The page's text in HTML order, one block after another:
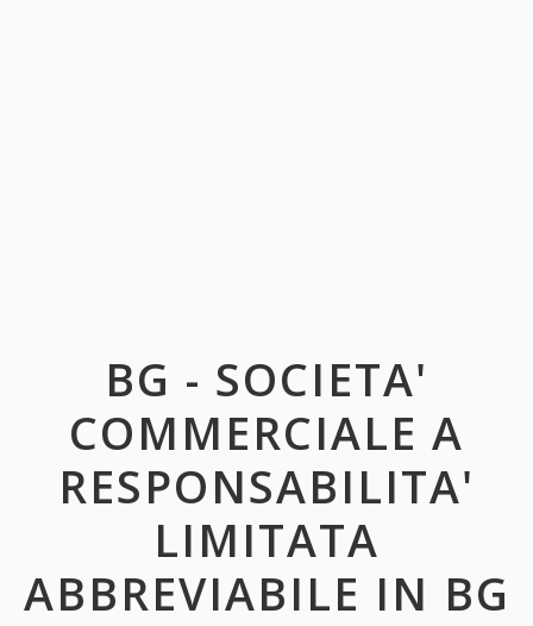
BG - SOCIETA'
COMMERCIALE A
RESPONSABILITA'
LIMITATA
ABBREVIABILE IN BG